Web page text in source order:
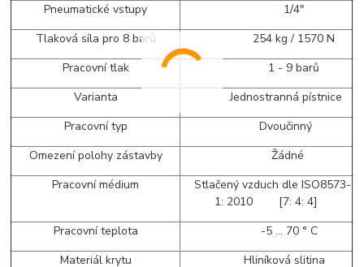
Pneumatické vstupy
1/4"
Tlaková síla pro 8 barů
254 kg / 1570 N
Pracovní tlak
1 - 9 barů
Varianta
Jednostranná pístnice
Pracovní typ
Dvoučinný
Omezení polohy zástavby
Žádné
Pracovní médium
Stlačený vzduch dle ISO8573-
1: 2010 [7: 4: 4]
Pracovní teplota
-5 ... 70 ° C
Materiál krytu
Hliníková slitina